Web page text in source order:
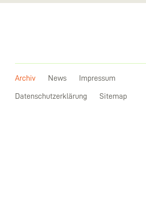
Archiv News Impressum
Datenschutzerklärung Sitemap